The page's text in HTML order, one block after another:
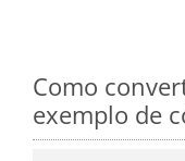
Como
exemplo de